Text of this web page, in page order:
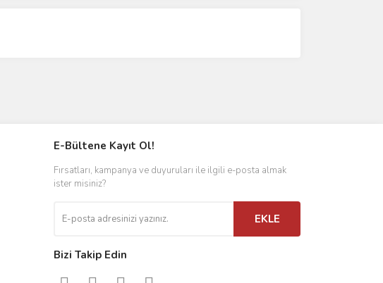
E-Bültene Kayıt Ol!
Fırsatları, kampanya ve duyuruları ile ilgili e-posta almak
ister misiniz?
EKLE
Bizi Takip Edin